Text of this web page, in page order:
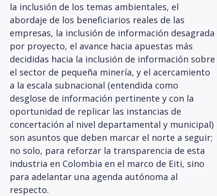
la inclusión de los temas ambientales, el
abordaje de los beneficiarios reales de las
empresas, la inclusión de información desagrada
por proyecto, el avance hacia apuestas más
decididas hacia la inclusión de información sobre
el sector de pequeña minería, y el acercamiento
a la escala subnacional (entendida como
desglose de información pertinente y con la
oportunidad de replicar las instancias de
concertación al nivel departamental y municipal)
son asuntos que deben marcar el norte a seguir;
no solo, para reforzar la transparencia de esta
industria en Colombia en el marco de Eiti, sino
para adelantar una agenda autónoma al
respecto.